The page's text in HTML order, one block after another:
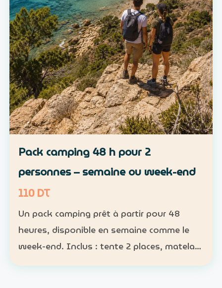
Pack camping 48 h pour 2
personnes – semaine ou week-end
110 DT
Un pack camping prêt à partir pour 48
heures, disponible en semaine comme le
week-end. Inclus : tente 2 places, matelas,